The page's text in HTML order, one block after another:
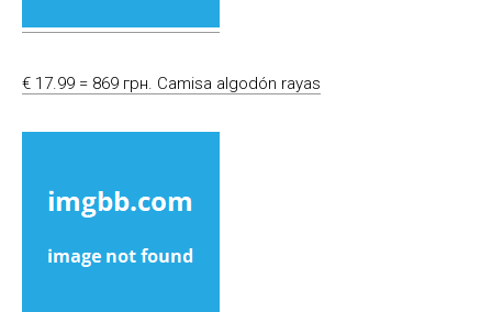
€ 17.99 = 869 грн. Camisa algodón rayas